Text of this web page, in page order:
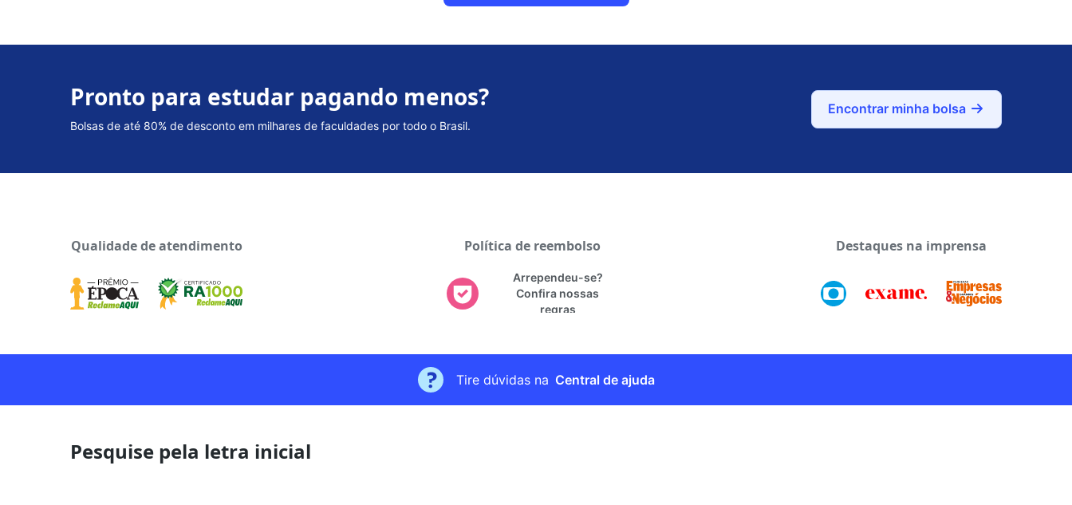
Pronto para estudar pagando menos?
Bolsas de até 80% de desconto em milhares de faculdades por todo o Brasil.
Encontrar minha bolsa
Qualidade de atendimento Política de reembolso
Arrependeu-se?
Confira nossas
regras
Destaques na imprensa
Tire dúvidas na Central de ajuda
Pesquise pela letra inicial